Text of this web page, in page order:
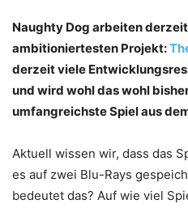
Naughty Dog arbeiten
ambitioniertesten Projekt:
derzeit viele
und wird wohl das wohl
umfangreichste Spiel aus
Aktuell wissen wir, dass das
es auf zwei Blu-Rays
bedeutet das? Auf wie viel